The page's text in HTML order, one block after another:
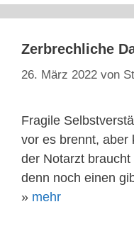
Zerbrechliche
26. März 2022 von
Fragile
vor es brennt, aber
der Notarzt
denn noch einen
» mehr